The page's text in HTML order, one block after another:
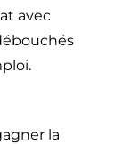
avec
la